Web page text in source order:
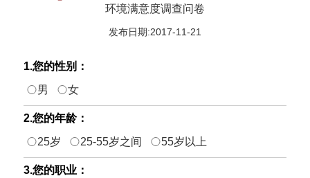
环境满意度调查问卷
发布日期:2017-11-21
1.您的性别：
男
女
2.您的年龄：
25岁
25-55岁之间 55岁以上
3.您的职业：